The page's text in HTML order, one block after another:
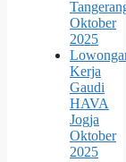
Oktober
2025
Kerja
Gaudi
HAVA
Jogja
Oktober
2025